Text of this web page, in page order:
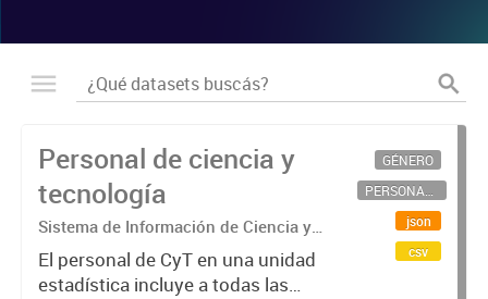
Personal de ciencia y
tecnología
Sistema de Información de Ciencia y
Tecnología Argentino (SICYTAR)
El personal de CyT en una unidad
estadística incluye a todas las
GÉNERO
PERSONAL CIENTÍFICO-TECNOLÓGICO
json
csv